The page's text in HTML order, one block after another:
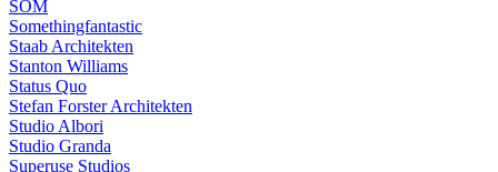
SOM
Somethingfantastic
Staab Architekten
Stanton Williams
Status Quo
Stefan Forster Architekten
Studio Albori
Studio Granda
Superuse Studios